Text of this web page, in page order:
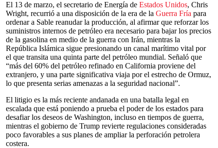
El 13 de marzo, el secretario de Energía de Estados Unidos, Chris
Wright, recurrió a una disposición de la era de la Guerra Fría para
ordenar a Sable reanudar la producción, al afirmar que reforzar los
suministros internos de petróleo era necesario para bajar los precios
de la gasolina en medio de la guerra con Irán, mientras la
República Islámica sigue presionando un canal marítimo vital por
el que transita una quinta parte del petróleo mundial. Señaló que
“más del 60% del petróleo refinado en California proviene del
extranjero, y una parte significativa viaja por el estrecho de Ormuz,
lo que presenta serias amenazas a la seguridad nacional”.
El litigio es la más reciente andanada en una batalla legal en
escalada que está poniendo a prueba el poder de los estados para
desafiar los deseos de Washington, incluso en tiempos de guerra,
mientras el gobierno de Trump revierte regulaciones consideradas
poco favorables a sus planes de ampliar la perforación petrolera
costera.